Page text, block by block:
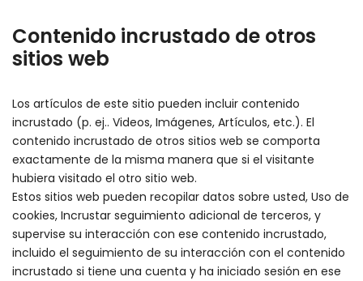
Contenido incrustado de otros
sitios web
Los artículos de este sitio pueden incluir contenido
incrustado (p. ej.. Videos, Imágenes, Artículos, etc.). El
contenido incrustado de otros sitios web se comporta
exactamente de la misma manera que si el visitante
hubiera visitado el otro sitio web.
Estos sitios web pueden recopilar datos sobre usted, Uso de
cookies, Incrustar seguimiento adicional de terceros, y
supervise su interacción con ese contenido incrustado,
incluido el seguimiento de su interacción con el contenido
incrustado si tiene una cuenta y ha iniciado sesión en ese